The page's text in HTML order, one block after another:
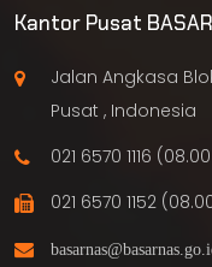
Kantor Pusat
Jalan Angkasa
Pusat , Indonesia
021 6570 1116
021 6570 1152